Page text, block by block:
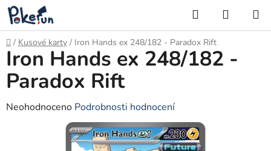
Přejít
na
obsah
Hledat
KOŠÍK
Domů
/ Kusové karty / Iron Hands ex 248/182 - Paradox Rift
Iron Hands ex 248/182 -
Paradox Rift
Průměrné
Neohodnoceno Podrobnosti hodnocení